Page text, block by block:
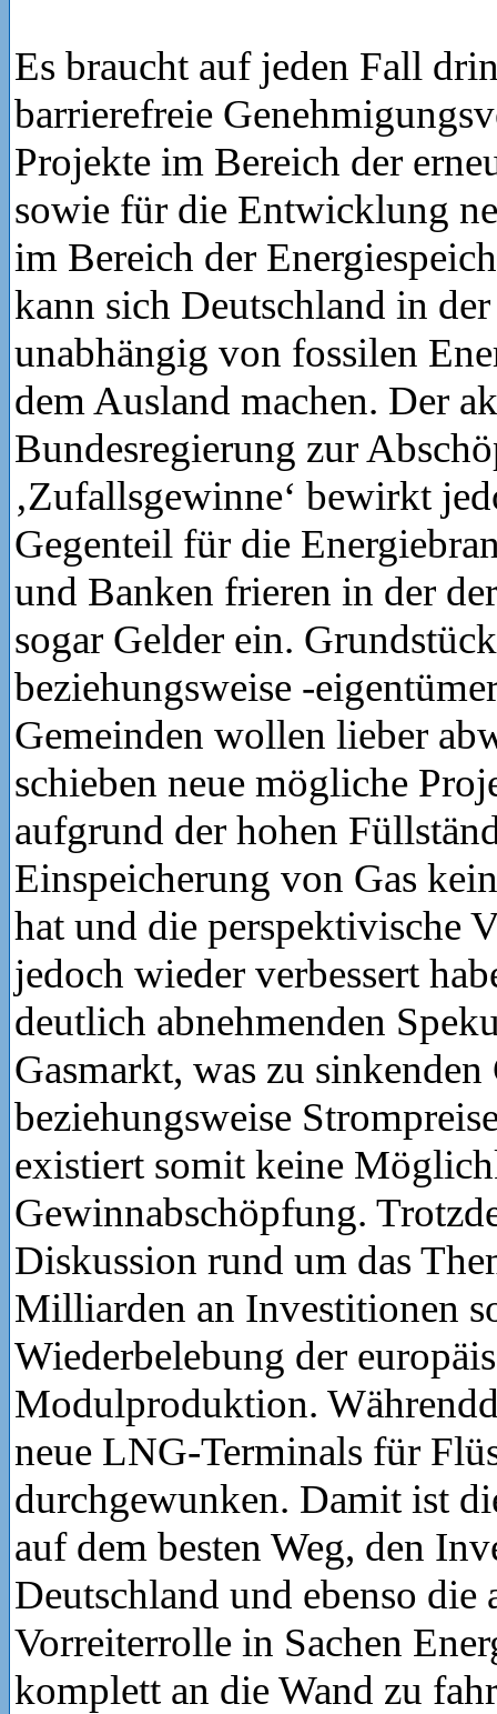
Es braucht auf jeden Fall
barrierefreie
Projekte im Bereich der
sowie für die Entwicklung
im Bereich der
kann sich Deutschland in
unabhängig von fossilen
dem Ausland machen. Der
Bundesregierung zur
‚Zufallsgewinne‘ bewirkt
Gegenteil für die
und Banken frieren in der
sogar Gelder ein.
beziehungsweise -
Gemeinden wollen lieber
schieben neue mögliche
aufgrund der hohen
Einspeicherung von Gas
hat und die perspektivische
jedoch wieder verbessert
deutlich abnehmenden
Gasmarkt, was zu sinkenden
beziehungsweise
existiert somit keine
Gewinnabschöpfung.
Diskussion rund um das
Milliarden an Investitionen
Wiederbelebung der
Modulproduktion.
neue LNG-Terminals für
durchgewunken. Damit ist
auf dem besten Weg, den
Deutschland und ebenso die
Vorreiterrolle in Sachen
komplett an die Wand zu